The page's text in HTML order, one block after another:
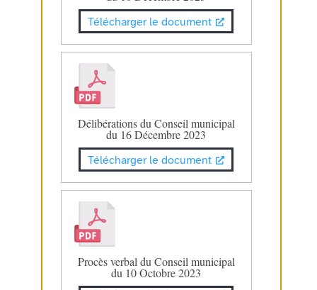
Télécharger le document
Délibérations du Conseil municipal
du 16 Décembre 2023
Télécharger le document
Procès verbal du Conseil municipal
du 10 Octobre 2023